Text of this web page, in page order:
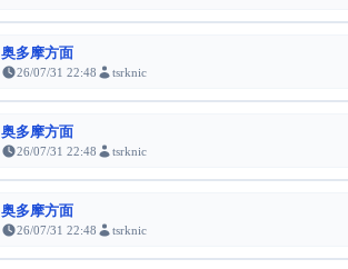
奥多摩方面
26/07/31 22:48 tsrknic
奥多摩方面
26/07/31 22:48 tsrknic
奥多摩方面
26/07/31 22:48 tsrknic